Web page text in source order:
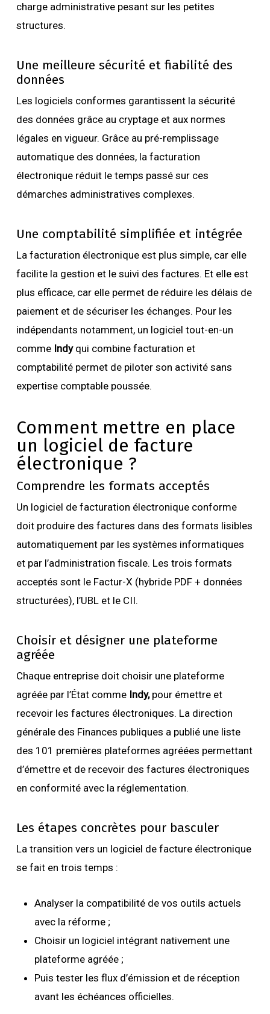
charge administrative pesant sur les petites
structures.
Une meilleure sécurité et fiabilité des
données
Les logiciels conformes garantissent la sécurité
des données grâce au cryptage et aux normes
légales en vigueur. Grâce au pré-remplissage
automatique des données, la facturation
électronique réduit le temps passé sur ces
démarches administratives complexes.
Une comptabilité simplifiée et intégrée
La facturation électronique est plus simple, car elle
facilite la gestion et le suivi des factures. Et elle est
plus efficace, car elle permet de réduire les délais de
paiement et de sécuriser les échanges. Pour les
indépendants notamment, un logiciel tout-en-un
comme Indyqui combine facturation et
comptabilité permet de piloter son activité sans
expertise comptable poussée.
Comment mettre en place
un logiciel de facture
électronique ?
Comprendre les formats acceptés
Un logiciel de facturation électronique conforme
doit produire des factures dans des formats lisibles
automatiquement par les systèmes informatiques
et par l’administration fiscale. Les trois formats
acceptés sont le Factur-X (hybride PDF + données
structurées), l’UBL et le CII.
Choisir et désigner une plateforme
agréée
Chaque entreprise doit choisir une plateforme
agréée par l’État comme Indy,pour émettre et
recevoir les factures électroniques. La direction
générale des Finances publiques a publié une liste
des 101 premières plateformes agréées permettant
d’émettre et de recevoir des factures électroniques
en conformité avec la réglementation.
Les étapes concrètes pour basculer
La transition vers un logiciel de facture électronique
se fait en trois temps :
Analyser la compatibilité de vos outils actuels
avec la réforme ;
Choisir un logiciel intégrant nativement une
plateforme agréée ;
Puis tester les flux d’émission et de réception
avant les échéances officielles.